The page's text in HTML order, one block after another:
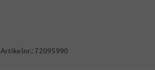
Artikelnr.: 72095990